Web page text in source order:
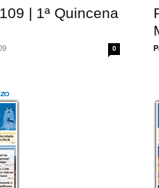
| 1ª Quincena
0